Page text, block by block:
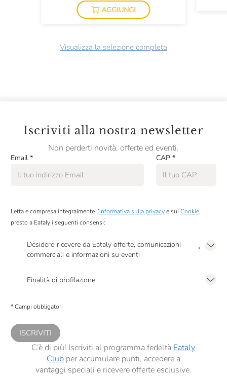
AGGIUNGI
Visualizza la selezione completa
Iscriviti alla nostra newsletter
Non perderti novità, offerte ed eventi.
Email * CAP *
Letta e compresa integralmente l’Informativa sulla privacye sui Cookie,
presto a Eataly i seguenti consensi:
Desidero ricevere da Eataly offerte, comunicazioni
commerciali e informazioni su eventi
*
Finalità di profilazione
comunicazioni commerciali personalizzate, in caso di consenso prestato ai
* Campi obbligatori
ISCRIVITI
C’è di più! Iscriviti al programma fedeltà Eataly
Clubper accumulare punti, accedere a
vantaggi speciali e ricevere offerte esclusive.